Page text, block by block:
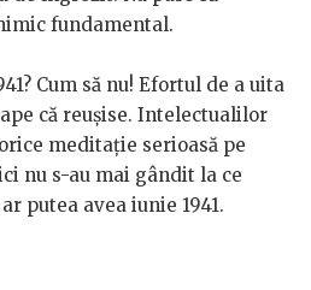
fundamental.
Cum să nu! Efortul de a uita
că reușise. Intelectualilor
meditație serioasă pe
nu s-au mai gândit la ce
putea avea iunie 1941.